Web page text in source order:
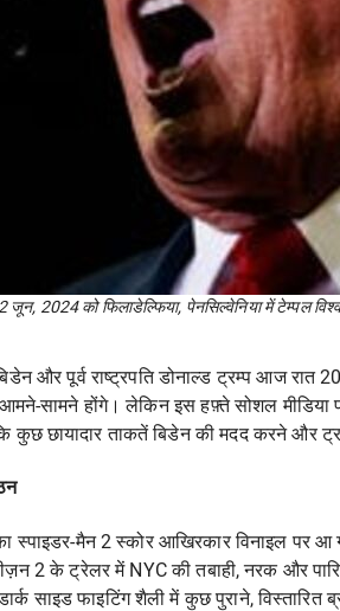
जून, 2024 को फिलाडेल्फिया, पेनसिल्वेनिया में टेम्पल
और पूर्व राष्ट्रपति डोनाल्ड ट्रम्प आज
सामने होंगे। लेकिन इस हफ़्ते सोशल मीडिया
कुछ छायादार ताकतें बिडेन की मदद करने और
स्पाइडर-मैन 2 स्कोर आखिरकार विनाइल पर आ
2 के ट्रेलर में NYC की तबाही, नरक और
साइड फाइटिंग शैली में कुछ पुराने, विस्तारित